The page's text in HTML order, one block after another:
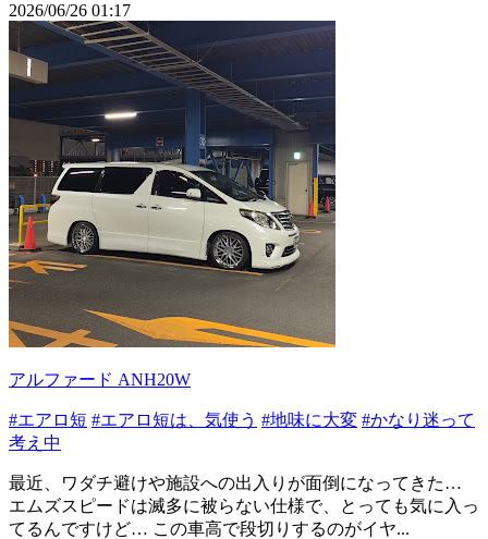
2026/06/26 01:17
アルファード ANH20W
#エアロ短 #エアロ短は、気使う #地味に大変 #かなり迷って
考え中
最近、ワダチ避けや施設への出入りが面倒になってきた…
エムズスピードは滅多に被らない仕様で、とっても気に入っ
てるんですけど… この車高で段切りするのがイヤ...